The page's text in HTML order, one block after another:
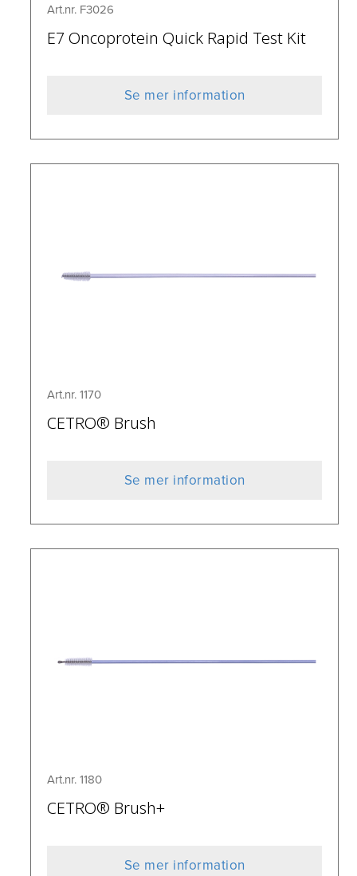
Art.nr. F3026
E7 Oncoprotein Quick Rapid Test Kit
Se mer information
Art.nr. 1170
CETRO® Brush
Se mer information
Art.nr. 1180
CETRO® Brush+
Se mer information